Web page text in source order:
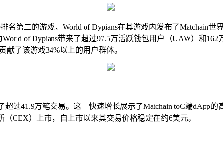
第二的游戏，World of Dypians在其游戏内发布了Matchain
of Dypians带来了超过97.5万活跃钱包用户（UAW）和
献了该游戏34%以上的用户群体。
41.9万笔交易。这一快速增长展示了Matchain toC端dApp的
CEX）上市，自上市以来其交易价格稳定在约6美元。